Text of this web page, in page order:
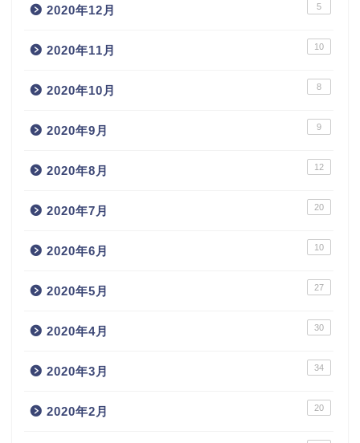
2020年12月 5
2020年11月 10
2020年10月 8
2020年9月 9
2020年8月 12
2020年7月 20
2020年6月 10
2020年5月 27
2020年4月 30
2020年3月 34
2020年2月 20